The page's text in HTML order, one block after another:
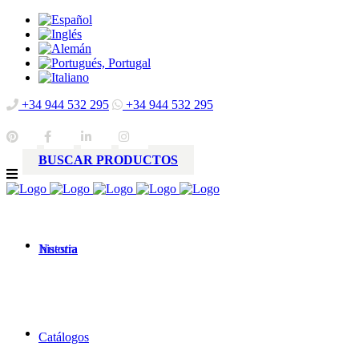
+34 944 532 295 +34 944 532 295
BUSCAR PRODUCTOS
Nuestra
historia
Catálogos